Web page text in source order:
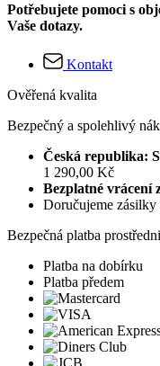
Potřebujete pomoci s
Vaše dotazy.
Kontakt
Ověřená kvalita
Bezpečný a spolehlivý
Česká republika:
1 290,00 Kč
Bezplatné vrácení
Doručujeme zásilky
Bezpečná platba
Platba na dobírku
Platba předem